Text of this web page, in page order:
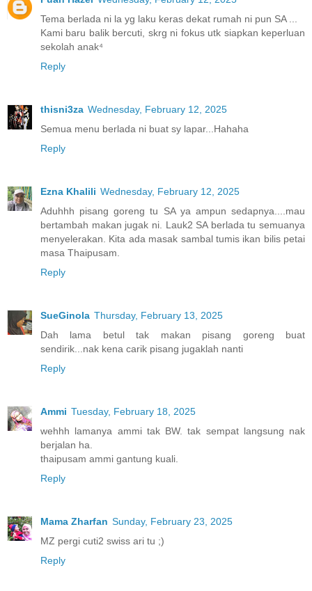
Tema berlada ni la yg laku keras dekat rumah ni pun SA ...
Kami baru balik bercuti, skrg ni fokus utk siapkan keperluan
sekolah anak⁴
Reply
thisni3za Wednesday, February 12, 2025
Semua menu berlada ni buat sy lapar...Hahaha
Reply
Ezna Khalili Wednesday, February 12, 2025
Aduhhh pisang goreng tu SA ya ampun sedapnya....mau
bertambah makan jugak ni. Lauk2 SA berlada tu semuanya
menyelerakan. Kita ada masak sambal tumis ikan bilis petai
masa Thaipusam.
Reply
SueGinola Thursday, February 13, 2025
Dah lama betul tak makan pisang goreng buat
sendirik...nak kena carik pisang jugaklah nanti
Reply
Ammi Tuesday, February 18, 2025
wehhh lamanya ammi tak BW. tak sempat langsung nak
berjalan ha.
thaipusam ammi gantung kuali.
Reply
Mama Zharfan Sunday, February 23, 2025
MZ pergi cuti2 swiss ari tu ;)
Reply